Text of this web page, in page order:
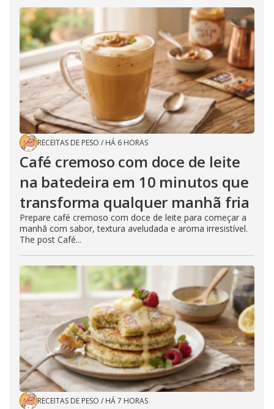
RECEITAS DE PESO / HÁ 6 HORAS
Café cremoso com doce de leite
na batedeira em 10 minutos que
transforma qualquer manhã fria
Prepare café cremoso com doce de leite para começar a
manhã com sabor, textura aveludada e aroma irresistível.
The post Café...
RECEITAS DE PESO / HÁ 7 HORAS